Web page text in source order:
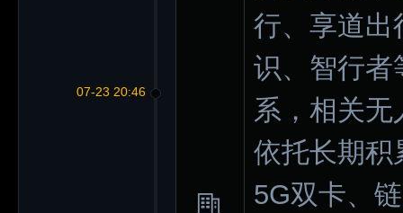
07-23 20:46
行、享道出
识、智行者
系，相关
依托长期积
5G双卡、